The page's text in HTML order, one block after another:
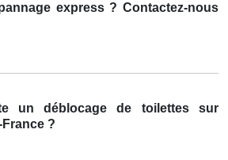
express ? Contactez-nous
un déblocage de toilettes sur
?